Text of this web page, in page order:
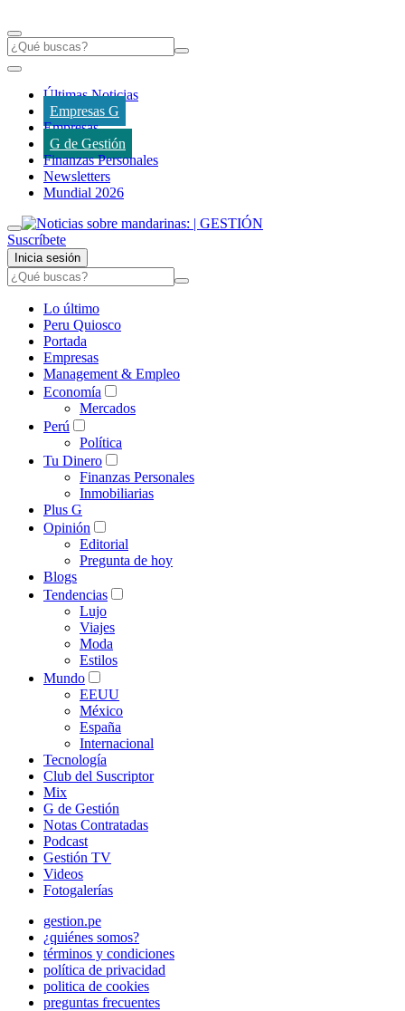
Últimas Noticias
Empresas G
Empresas
G de Gestión
Finanzas Personales
Newsletters
Mundial 2026
Suscríbete
Inicia sesión
Lo último
Peru Quiosco
Portada
Empresas
Management & Empleo
Economía
Mercados
Perú
Política
Tu Dinero
Finanzas Personales
Inmobiliarias
Plus G
Opinión
Editorial
Pregunta de hoy
Blogs
Tendencias
Lujo
Viajes
Moda
Estilos
Mundo
EEUU
México
España
Internacional
Tecnología
Club del Suscriptor
Mix
G de Gestión
Notas Contratadas
Podcast
Gestión TV
Videos
Fotogalerías
gestion.pe
¿quiénes somos?
términos y condiciones
política de privacidad
politica de cookies
preguntas frecuentes